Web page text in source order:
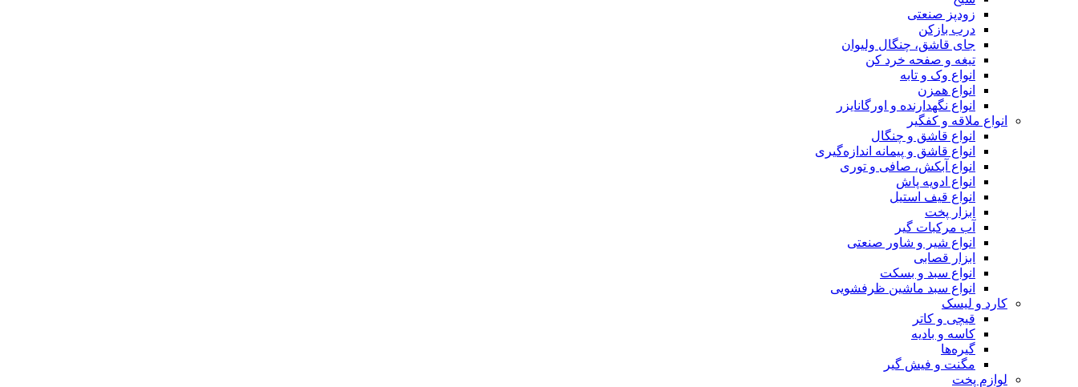
زودپز صنعتی
درب بازکن
جای قاشق، چنگال ولیوان
تیغه و صفحه خرد کن
انواع وک و تابه
انواع همزن
انواع نگهدارنده و اورگانایزر
انواع ملاقه و کفگیر
انواع قاشق و چنگال
انواع قاشق و پیمانه اندازه‌گیری
انواع آبکش، صافی و توری
انواع ادویه پاش
انواع قیف استیل
ابزار پخت
آب مرکبات گیر
انواع شیر و شاور صنعتی
ابزار قصابی
انواع سبد و بسکت
انواع سبد ماشین ظرفشویی
کارد و لیسک
قیچی و کاتر
کاسه و بادیه
گیره‌ها
مگنت و فیش گیر
لوازم پخت